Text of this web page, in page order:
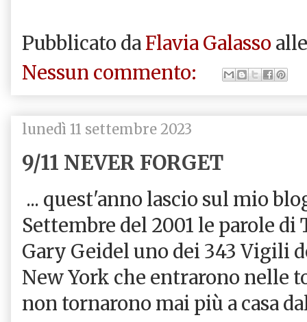
Pubblicato da Flavia Galasso
Nessun commento:
lunedì 11 settembre 2023
9/11 NEVER FORGET
... quest'anno lascio sul mio
Settembre del 2001 le parole
Gary Geidel uno dei 343 Vigili
New York che entrarono nelle
non tornarono mai più a casa